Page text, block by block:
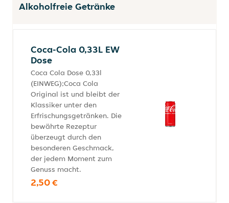
Alkoholfreie Getränke
Coca-Cola 0,33L EW
Dose
Coca Cola Dose 0,33l
(EINWEG);Coca Cola
Original ist und bleibt der
Klassiker unter den
Erfrischungsgetränken. Die
bewährte Rezeptur
überzeugt durch den
besonderen Geschmack,
der jedem Moment zum
Genuss macht.
2,50 €